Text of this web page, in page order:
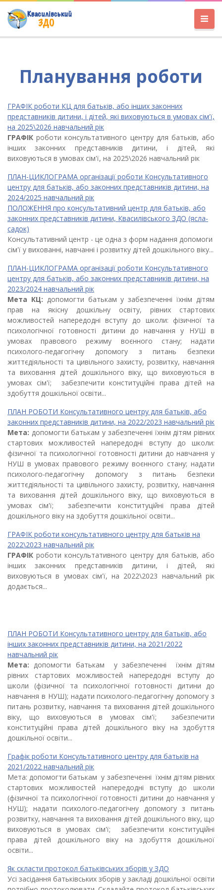
Планування роботи
ГРАФІК роботи КЦ для батьків, або інших законних
представників дитини, і дітей, які виховуються в умовах сім'ї,
на 2025\2026 навчальний рік
ГРАФІКроботи консультативного центру для батьків, або
інших законних представників дитини, і дітей, які
виховуються в умовах сім'ї, на 2025\2026 навчальний рік
ПЛАН-ЦИКЛОГРАМА організації роботи Консультативного
центру для батьків, або законних представників дитини, на
2024/2025 навчальний рік
ПОЛОЖЕННЯ про консультативний центр для батьків, або
законних представників дитини, Квасилівського ЗДО (ясла-
садок)
Консультативний центр - це одна з форм надання допомоги
сім'ї у вихованні, навчанні і розвитку дітей дошкільного віку...
ПЛАН-ЦИКЛОГРАМА організації роботи Консультативного
центру для батьків, або законних представників дитини, на
2023/2024 навчальний рік
Мета КЦ: допомогти батькам у забезпеченні їхнім дітям
прав на якісну дошкільну освіту, рівних стартових
можливостей напередодні вступу до школи: фізичної та
психологічної готовності дитини до навчання у НУШ в
умовах правового режиму воєнного стану; надати
психолого-педагогічну допомогу з питань безпеки
життєдіяльності та цивільного захисту, розвитку, навчання
та виховання дітей дошкільного віку, що виховуються в
умовах сім'ї; забезпечити конституційні права дітей на
здобуття дошкільної освіти...
ПЛАН РОБОТИ Консультативного центру для батьків, або
законних представників дитини, на 2022/2023 навчальний рік
Мета: допомогти батькам у забезпеченні їхнім дітям рівних
стартових можливостей напередодні вступу до школи:
фізичної та психологічної готовності дитини до навчання у
НУШ в умовах правового режиму воєнного стану; надати
психолого-педагогічну допомогу з питань безпеки
життєдіяльності та цивільного захисту, розвитку, навчання
та виховання дітей дошкільного віку, що виховуються в
умовах сім'ї; забезпечити конституційні права дітей
дошкільного віку на здобуття дошкільної освіти...
ГРАФІК роботи консультативного центру для батьків на
2022\2023 навчальний рік
ГРАФІК роботи консультативного центру для батьків, або
інших законних представників дитини, і дітей, які
виховуються в умовах сім'ї, на 2022\2023 навчальний рік
додається...
ПЛАН РОБОТИ Консультативного центру для батьків, або
інших законних представників дитини, на 2021/2022
навчальний рік
Мета: допомогти батькам у забезпеченні їхнім дітям
рівних стартових можливостей напередодні вступу до
школи (фізичної та психологічної готовності дитини до
навчання в НУШ); надати психолого-педагогічну допомогу з
питань розвитку, навчання та виховання дітей дошкільного
віку, що виховуються в умовах сім'ї; забезпечити
конституційні права дітей дошкільного віку на здобуття
дошкільної освіти...
Графік роботи Консультативного центру для батьків на
2021/2022 навчальний рік
Мета: допомогти батькам у забезпеченні їхнім дітям рівних
стартових можливостей напередодні вступу до школи
(фізичної та психологічної готовності дитини до навчання у
НУШ); надати психолого-педагогічну допомогу з питань
розвитку, навчання та виховання дітей дошкільного віку, що
виховуються в умовах сім'ї; забезпечити конституційні
права дітей дошкільного віку на здобуття дошкільної
освіти...
Як скласти протокол батьківських зборів у ЗДО
Усі засідання батьківських зборів у закладі дошкільної освіти